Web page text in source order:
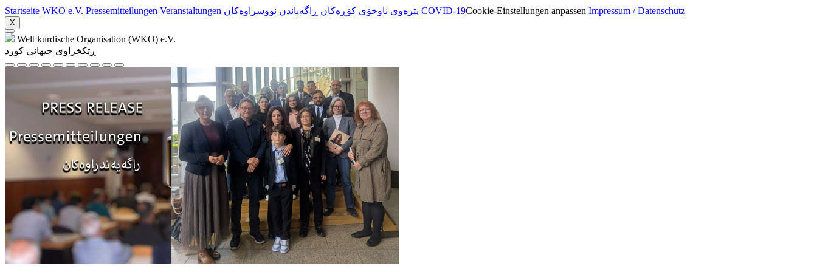
Startseite WKO e.V. Pressemitteilungen Veranstaltungen پێرەوی ناوخۆی کۆڕەکان ڕاگەیاندن نووسراوه‌کان COVID-19Cookie-Einstellungen anpassen Impressum / Datenschutz
X
Welt kurdische Organisation (WKO) e.V.
ڕێکخراوی جیهانی کورد